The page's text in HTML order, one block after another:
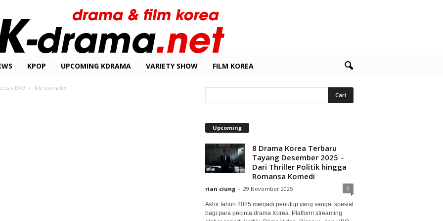
KPOP UPCOMING KDRAMA VARIETY SHOW FILM KOREA
Lay EXO lele young lex
Upcoming
8 Drama Korea Terbaru
Tayang Desember 2025 –
Dari Thriller Politik hingga
Romansa Komedi
rian ciung - 29 November 2025 0
Akhir tahun 2025 menjadi penutup yang sangat spesial
bagi para pecinta drama Korea. Platform streaming